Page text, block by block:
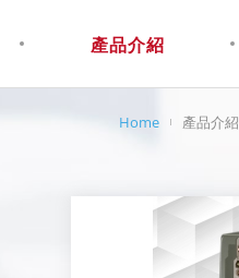
產品介紹
Home 產品介紹